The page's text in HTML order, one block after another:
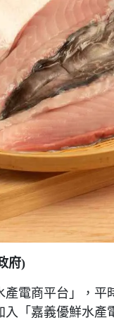
府)
電商平台」，
「嘉義優鮮水